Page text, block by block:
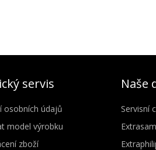
servis
osobních údajů
model výrobku
zboží
Naše
Servisní